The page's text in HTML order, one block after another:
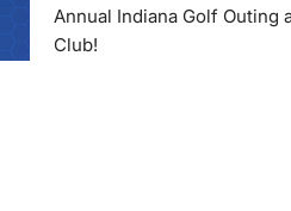
Annual Indiana Golf Outing
Club!